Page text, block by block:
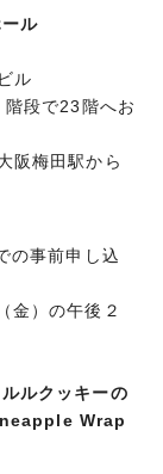
ール
ル
段で23階へお
阪梅田駅から
の事前申し込
金）の午後２
ルクッキーの
Wrap